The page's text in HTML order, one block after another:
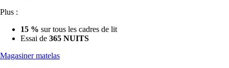
Plus :
15 % sur tous les cadres de lit
Essai de 365 NUITS
Magasiner matelas